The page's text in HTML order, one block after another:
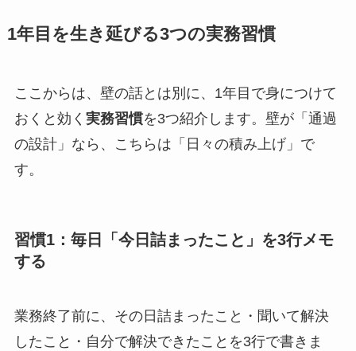
1年目を生き延びる3つの実務習慣
ここからは、壁の話とは別に、1年目で身につけて
おくと効く 実務習慣を3つ紹介します。壁が「通過
の設計」なら、こちらは「日々の積み上げ」で
す。
習慣1：毎日「今日詰まったこと」を3行メモ
する
業務終了前に、その日詰まったこと・聞いて解決
したこと・自分で解決できたことを3行で書きま